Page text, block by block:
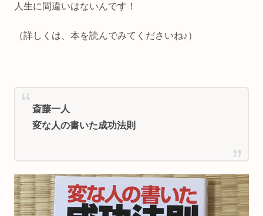
人生に間違いはないんです！
（詳しくは、本を読んでみてくださいね♪）
斎藤一人
変な人の書いた成功法則